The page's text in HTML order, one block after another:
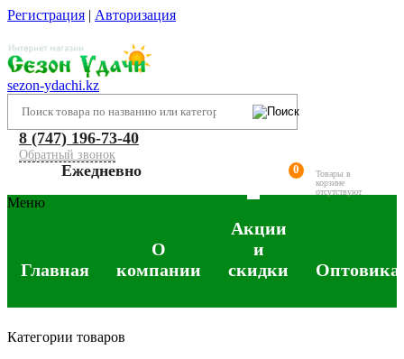
Регистрация | Авторизация
sezon-ydachi.kz
8 (747) 196-73-40
Обратный звонок
Ежедневно 0
Товары в
корзине
отсутствуют
Меню
Главная
О
компании
Акции
и
скидки
Категории товаров